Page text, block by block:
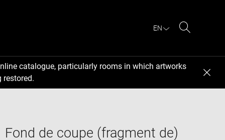
EN
catalogue, particularly rooms in which artworks
restored.
Fond de coupe (fragment de)